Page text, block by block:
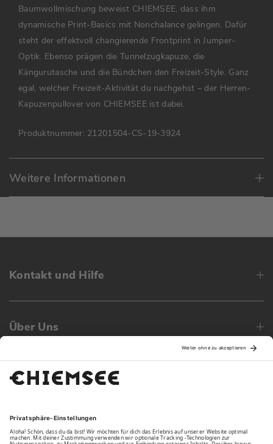
Baumwollmischung beweist CHIEMSEE, dass ihm
dynamische Print-Basics mit Nonchalance gelingen. Dafür
steht der effektvoll changierende Frontprint in Jumper-
Optik. Ebenso prägen die Tunnelzugkapuze, die
Kängurutasche und die Bündchen den Freizeit-Style. Ganz
egal, welcher Freizeit-Aktivität du nachgehst – der Herren-
Kapuzenpullover von CHIEMSEE ist dabei.
Produktnummer: 21201504-CS-19-3924
Weitere Informationen
Kontakt und Hilfe
Über Uns
Family
Unsere Vorteile